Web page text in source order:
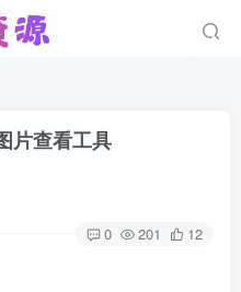
片查看工具
0 201 12